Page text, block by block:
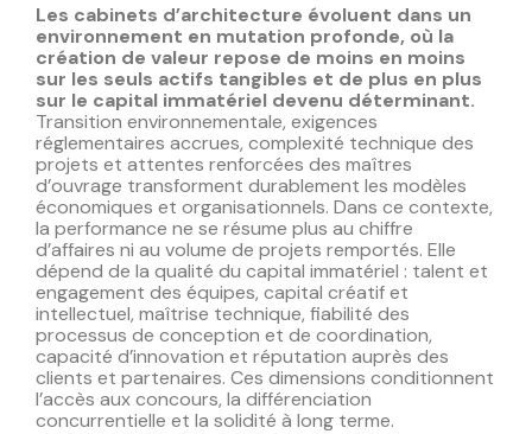
Les cabinets d’architecture évoluent dans un
environnement en mutation profonde, où la
création de valeur repose de moins en moins
sur les seuls actifs tangibles et de plus en plus
sur le capital immatériel devenu déterminant.
Transition environnementale, exigences
réglementaires accrues, complexité technique des
projets et attentes renforcées des maîtres
d’ouvrage transforment durablement les modèles
économiques et organisationnels. Dans ce contexte,
la performance ne se résume plus au chiffre
d’affaires ni au volume de projets remportés. Elle
dépend de la qualité du capital immatériel : talent et
engagement des équipes, capital créatif et
intellectuel, maîtrise technique, fiabilité des
processus de conception et de coordination,
capacité d’innovation et réputation auprès des
clients et partenaires. Ces dimensions conditionnent
l’accès aux concours, la différenciation
concurrentielle et la solidité à long terme.